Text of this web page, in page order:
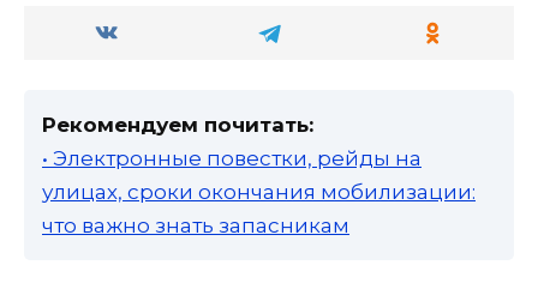
Рекомендуем почитать:
• Электронные повестки, рейды на
улицах, сроки окончания мобилизации:
что важно знать запасникам